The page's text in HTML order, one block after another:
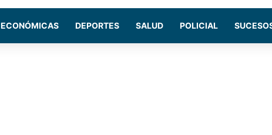
ECONÓMICAS DEPORTES SALUD POLICIAL